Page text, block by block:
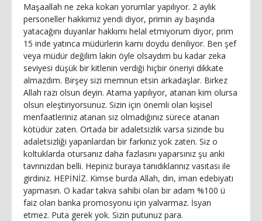
Maşaallah ne zeka kokan yorumlar yapılıyor. 2 aylık
personeller hakkımız yendi diyor, primin ay başında
yatacağını duyanlar hakkımı helal etmiyorum diyor, prim
15 inde yatınca müdürlerin karnı doydu deniliyor. Ben şef
veya müdür değilim lakin öyle olsaydım bu kadar zeka
seviyesi düşük bir kitlenin verdiği hiçbir öneriyi dikkate
almazdım. Birşey sizi memnun etsin arkadaşlar. Birkez
Allah razı olsun deyin. Atama yapılıyor, atanan kim olursa
olsun eleştiriyorsunuz. Sizin için önemli olan kişisel
menfaatleriniz atanan siz olmadığınız sürece atanan
kötüdür zaten. Ortada bir adaletsizlik varsa sizinde bu
adaletsizliği yapanlardan bir farkınız yok zaten. Siz o
koltuklarda otursanız daha fazlasını yaparsınız şu anki
tavrınızdan belli. Hepiniz buraya tanıdıklarınız vasıtası ile
girdiniz. HEPİNİZ. Kimse burda Allah, din, iman edebiyatı
yapmasın. O kadar takva sahibi olan bir adam %100 ü
faiz olan banka promosyonu için yalvarmaz. İsyan
etmez. Puta gerek yok. Sizin putunuz para.